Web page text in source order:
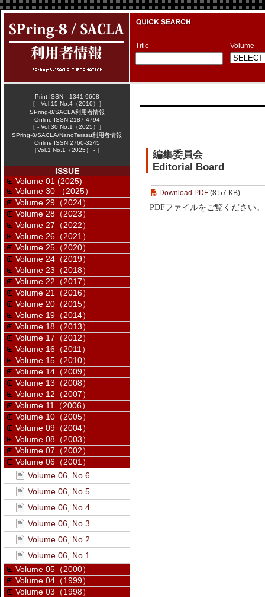
Title Volume
編集委員会
Editorial Board
Download PDF (8.57 KB)
PDFファイルをご覧ください。
Print ISSN 1341-9668
［ - Vol.15 No.4（2010）］
SPring-8/SACLA利用者情報
Online ISSN 2187-4794
［ - Vol.30 No.1（2025）］
SPring-8/SACLA/NanoTerasu利用者情報
Online ISSN 2760-3245
［Vol.1 No.1（2025） - ］
ISSUE
Volume 01 (2025)
Volume 30 （2025）
Volume 29（2024）
Volume 28（2023）
Volume 27（2022）
Volume 26（2021）
Volume 25（2020）
Volume 24（2019）
Volume 23（2018）
Volume 22（2017）
Volume 21（2016）
Volume 20（2015）
Volume 19（2014）
Volume 18（2013）
Volume 17（2012）
Volume 16（2011）
Volume 15（2010）
Volume 14（2009）
Volume 13（2008）
Volume 12（2007）
Volume 11（2006）
Volume 10（2005）
Volume 09（2004）
Volume 08（2003）
Volume 07（2002）
Volume 06（2001）
Volume 06, No.6
Volume 06, No.5
Volume 06, No.4
Volume 06, No.3
Volume 06, No.2
Volume 06, No.1
Volume 05（2000）
Volume 04（1999）
Volume 03（1998）